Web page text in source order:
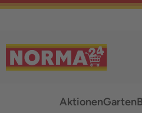
AktionenGarten